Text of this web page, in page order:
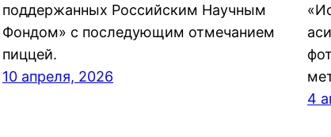
поддержанных Российским Научным
Фондом» с последующим отмечанием
пиццей.
10 апреля, 2026
4